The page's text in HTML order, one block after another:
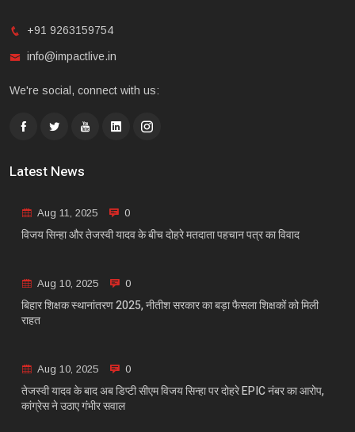
+91 9263159754
info@impactlive.in
We're social, connect with us:
Latest News
Aug 11, 2025 0
विजय सिन्हा और तेजस्वी यादव के बीच दोहरे मतदाता पहचान पत्र का विवाद
Aug 10, 2025 0
बिहार शिक्षक स्थानांतरण 2025, नीतीश सरकार का बड़ा फैसला शिक्षकों को मिली
राहत
Aug 10, 2025 0
तेजस्वी यादव के बाद अब डिप्टी सीएम विजय सिन्हा पर दोहरे EPIC नंबर का आरोप,
कांग्रेस ने उठाए गंभीर सवाल